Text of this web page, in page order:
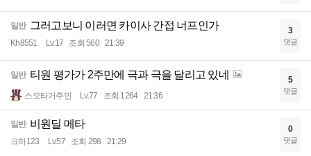
일반 그러고보니 이러면 카이사 간접 너프인가
Kh8551 Lv.17 조회 560 21:39
3
댓글
일반 티원 평가가 2주만에 극과 극을 달리고 있네
스오타거주민 Lv.77 조회 1264 21:36
5
댓글
일반 비원딜 메타
크하123 Lv.57 조회 298 21:29
0
댓글